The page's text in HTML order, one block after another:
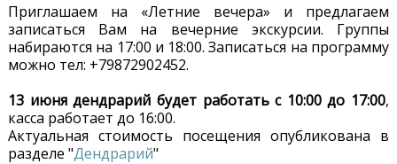
Приглашаем на «Летние вечера» и предлагаем
записаться Вам на вечерние экскурсии. Группы
набираются на 17:00 и 18:00. Записаться на программу
можно тел: +79872902452.
13 июня дендрарий будет работать с 10:00 до 17:00,
касса работает до 16:00.
Актуальная стоимость посещения опубликована в
разделе "Дендрарий"